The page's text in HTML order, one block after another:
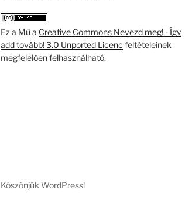
Ez a Mű a Creative Commons Nevezd meg! - Így
add tovább! 3.0 Unported Licenc feltételeinek
megfelelően felhasználható.
Köszönjük WordPress!